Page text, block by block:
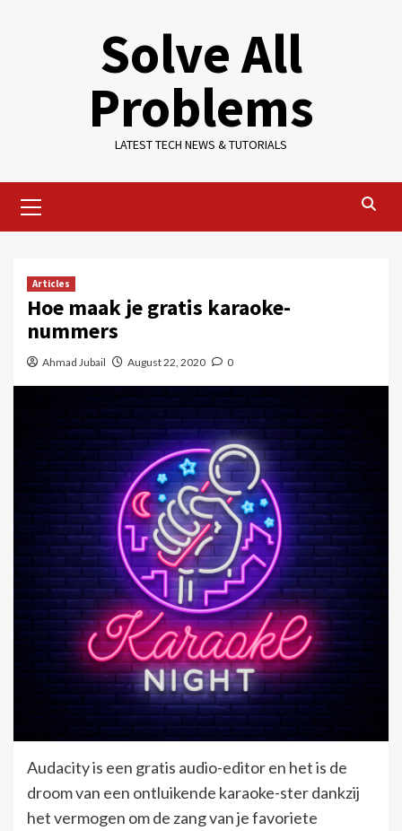
Solve All
Problems
LATEST TECH NEWS & TUTORIALS
Menu
Articles
Hoe maak je gratis karaoke-
nummers
Ahmad Jubail August 22, 2020 0
Audacity is een gratis audio-editor en het is de
droom van een ontluikende karaoke-ster dankzij
het vermogen om de zang van je favoriete